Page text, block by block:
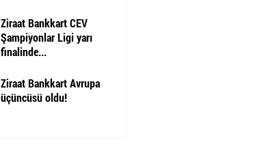
Ziraat Bankkart CEV
Şampiyonlar Ligi yarı
finalinde...
Ziraat Bankkart Avrupa
üçüncüsü oldu!